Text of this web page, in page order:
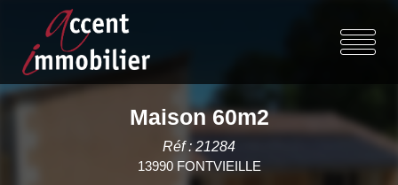
Maison 60m2
Réf : 21284
13990 FONTVIEILLE